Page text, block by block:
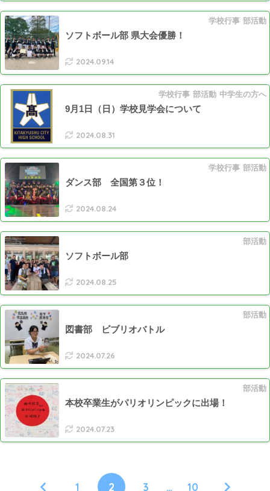
学校行事 部活動
ソフトボール部 県大会優勝！
2024.09.14
学校行事 部活動 中学生の方へ
9月1日（日）学校見学会について
2024.08.31
学校行事 部活動
ダンス部 全国第３位！
2024.08.24
部活動
ソフトボール部
2024.08.25
部活動
図書部 ビブリオバトル
2024.07.26
部活動
本校卒業生がパリオリンピックに出場！
2024.07.23
1 2 3 … 10